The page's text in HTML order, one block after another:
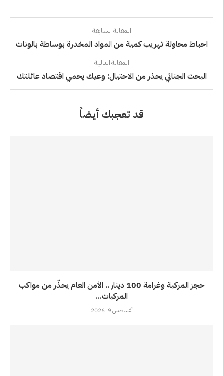
المقالة السابقة
احباط محاولة تهريب كمية من المواد المخدرة بوساطة بالونات
المقالة التالية
البحث الجنائي يحذر من الاحتيال: وعيك يحمي اقتصاد عائلتك
قد تعجبك أيضاً
حجز المركبة وغرامة 100 دينار .. الأمن العام يحذّر من مواكب
المركبات...
أغسطس 9, 2026